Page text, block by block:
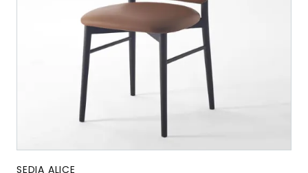
SEDIA ALICE